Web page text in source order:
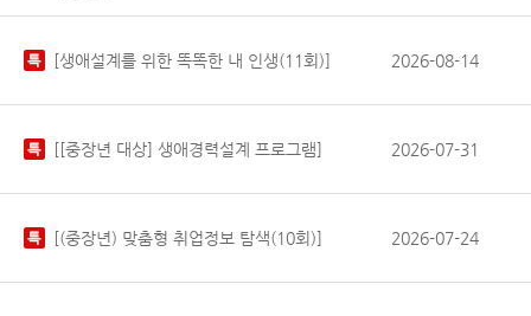
[생애설계를 위한 똑똑한 내 인생(11회)] 2026-08-14
[[중장년 대상] 생애경력설계 프로그램] 2026-07-31
[(중장년) 맞춤형 취업정보 탐색(10회)] 2026-07-24